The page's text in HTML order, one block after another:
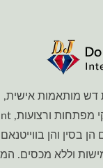
דש מותאמות
בסין והן
וללא מכסים.